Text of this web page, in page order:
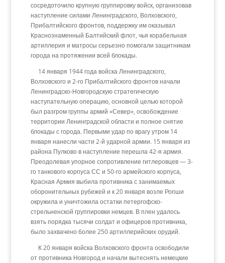
сосредоточило крупную группировку войск, организовав
наступление силами Ленинградского, Волховского,
Прибалтийского фронтов, поддержку им оказывал
Краснознаменный Балтийский флот, чья корабельная
артиллерия и матросы серьезно помогали защитникам
города на протяжении всей блокады.
14 января 1944 года войска Ленинградского,
Волховского и 2-го Прибалтийского фронтов начали
Ленинградско-Новгородскую стратегическую
наступательную операцию, основной целью которой
был разгром группы армий «Север», освобождение
территории Ленинградской области и полное снятие
блокады с города. Первыми удар по врагу утром 14
января нанесли части 2-й ударной армии. 15 января из
района Пулково в наступление перешла 42-я армия.
Преодолевая упорное сопротивление гитлеровцев — 3-
го танкового корпуса СС и 50-го армейского корпуса,
Красная Армия выбила противника с занимаемых
оборонительных рубежей и к 20 января возле Ропши
окружила и уничтожила остатки петергофско-
стрельненской группировки немцев. В плен удалось
взять порядка тысячи солдат и офицеров противника,
было захвачено более 250 артиллерийских орудий.
К 20 января войска Волховского фронта освободили
от противника Новгород и начали вытеснять немецкие